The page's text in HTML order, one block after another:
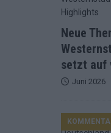
im
Neue
setzt auf
Juni 2026